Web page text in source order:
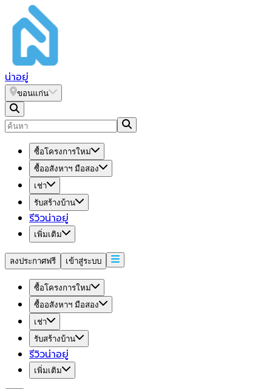
น่าอยู่
ขอนแก่น
ซื้อโครงการใหม่
ซื้ออสังหาฯ มือสอง
เช่า
รับสร้างบ้าน
รีวิวน่าอยู่
เพิ่มเติม
ลงประกาศฟรี เข้าสู่ระบบ
ซื้อโครงการใหม่
ซื้ออสังหาฯ มือสอง
เช่า
รับสร้างบ้าน
รีวิวน่าอยู่
เพิ่มเติม